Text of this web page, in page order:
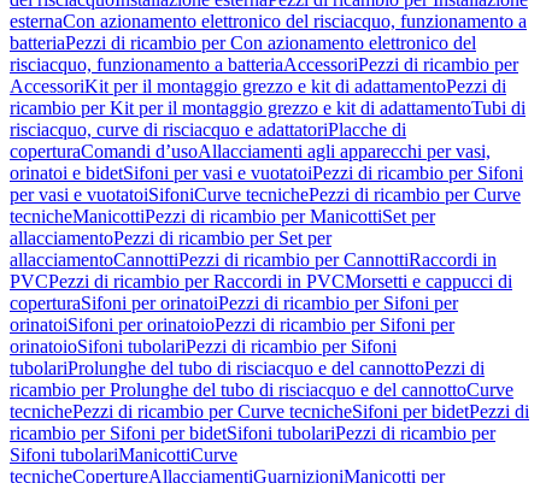
esternaCon azionamento elettronico del risciacquo, funzionamento a
batteriaPezzi di ricambio per Con azionamento elettronico del
risciacquo, funzionamento a batteriaAccessoriPezzi di ricambio per
AccessoriKit per il montaggio grezzo e kit di adattamentoPezzi di
ricambio per Kit per il montaggio grezzo e kit di adattamentoTubi di
risciacquo, curve di risciacquo e adattatoriPlacche di
coperturaComandi d’usoAllacciamenti agli apparecchi per vasi,
orinatoi e bidetSifoni per vasi e vuotatoiPezzi di ricambio per Sifoni
per vasi e vuotatoiSifoniCurve tecnichePezzi di ricambio per Curve
tecnicheManicottiPezzi di ricambio per ManicottiSet per
allacciamentoPezzi di ricambio per Set per
allacciamentoCannottiPezzi di ricambio per CannottiRaccordi in
PVCPezzi di ricambio per Raccordi in PVCMorsetti e cappucci di
coperturaSifoni per orinatoiPezzi di ricambio per Sifoni per
orinatoiSifoni per orinatoioPezzi di ricambio per Sifoni per
orinatoioSifoni tubolariPezzi di ricambio per Sifoni
tubolariProlunghe del tubo di risciacquo e del cannottoPezzi di
ricambio per Prolunghe del tubo di risciacquo e del cannottoCurve
tecnichePezzi di ricambio per Curve tecnicheSifoni per bidetPezzi di
ricambio per Sifoni per bidetSifoni tubolariPezzi di ricambio per
Sifoni tubolariManicottiCurve
tecnicheCopertureAllacciamentiGuarnizioniManicotti per